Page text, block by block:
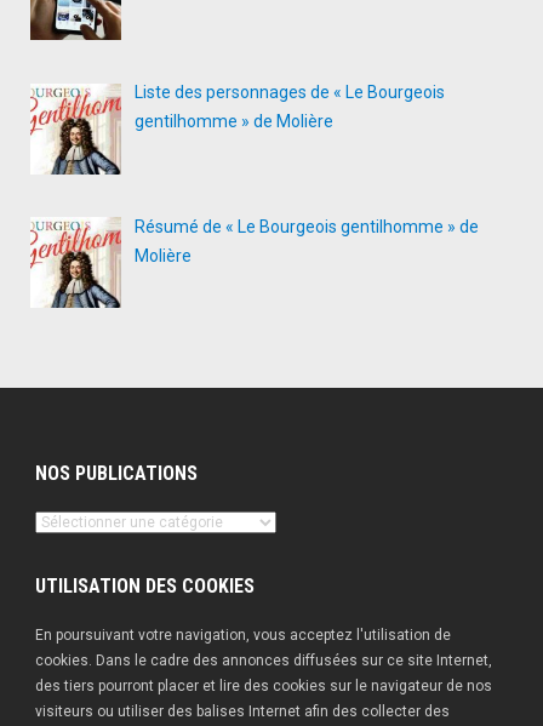
Liste des personnages de « Le Bourgeois
gentilhomme » de Molière
Résumé de « Le Bourgeois gentilhomme » de
Molière
NOS PUBLICATIONS
Nos
UTILISATION DES COOKIES
En poursuivant votre navigation, vous acceptez l'utilisation de
cookies. Dans le cadre des annonces diffusées sur ce site Internet,
des tiers pourront placer et lire des cookies sur le navigateur de nos
visiteurs ou utiliser des balises Internet afin des collecter des